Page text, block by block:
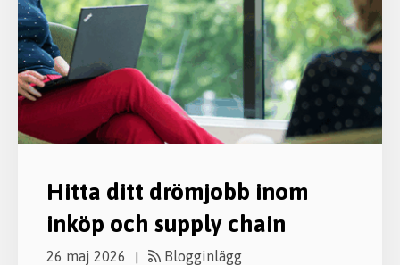
Hitta ditt drömjobb inom
inköp och supply chain
26 maj 2026 | Blogginlägg